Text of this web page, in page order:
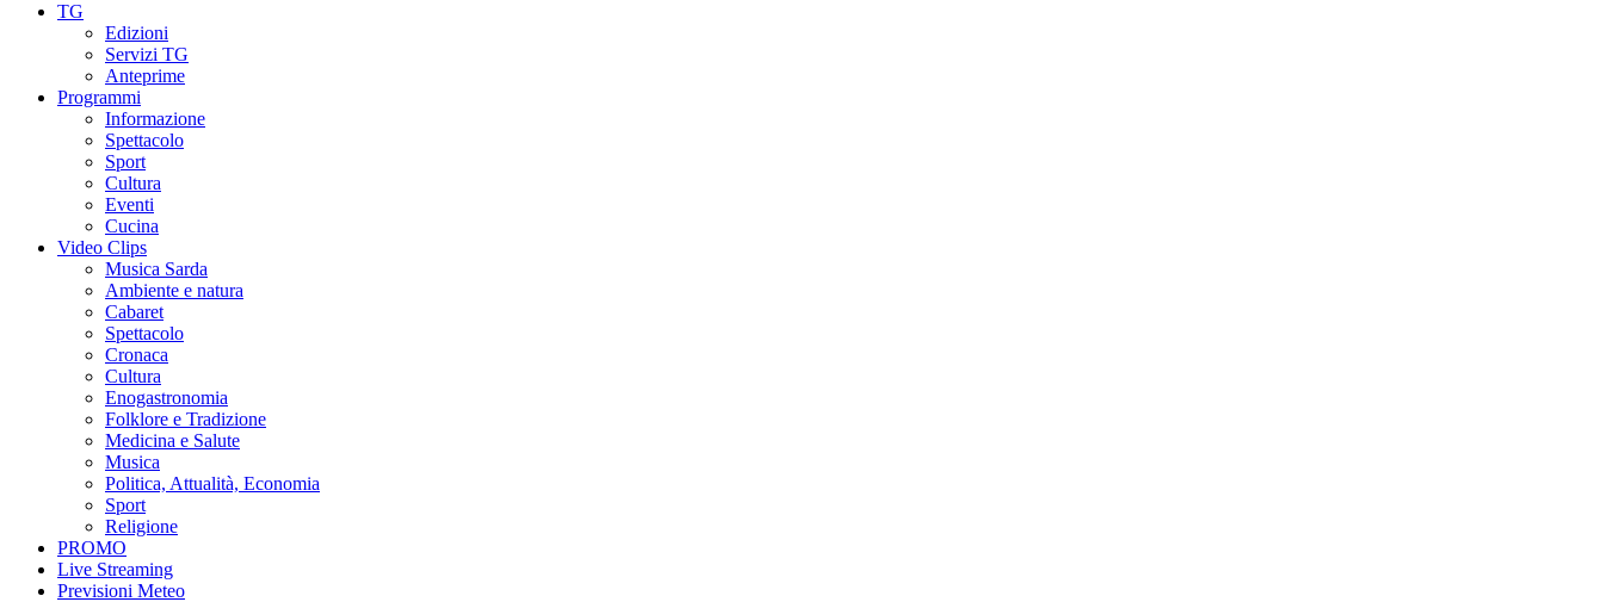
TG
Edizioni
Servizi TG
Anteprime
Programmi
Informazione
Spettacolo
Sport
Cultura
Eventi
Cucina
Video Clips
Musica Sarda
Ambiente e natura
Cabaret
Spettacolo
Cronaca
Cultura
Enogastronomia
Folklore e Tradizione
Medicina e Salute
Musica
Politica, Attualità, Economia
Sport
Religione
PROMO
Live Streaming
Previsioni Meteo